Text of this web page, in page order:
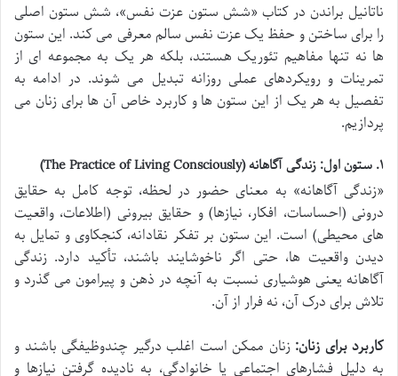
ناتانیل براندن در کتاب «شش ستون عزت نفس»، شش ستون اصلی
را برای ساختن و حفظ یک عزت نفس سالم معرفی می کند. این ستون
ها نه تنها مفاهیم تئوریک هستند، بلکه هر یک به مجموعه ای از
تمرینات و رویکردهای عملی روزانه تبدیل می شوند. در ادامه به
تفصیل به هر یک از این ستون ها و کاربرد خاص آن ها برای زنان می
پردازیم.
۱. ستون اول: زندگی آگاهانه (The Practice of Living Consciously)
«زندگی آگاهانه» به معنای حضور در لحظه، توجه کامل به حقایق
درونی (احساسات، افکار، نیازها) و حقایق بیرونی (اطلاعات، واقعیت
های محیطی) است. این ستون بر تفکر نقادانه، کنجکاوی و تمایل به
دیدن واقعیت ها، حتی اگر ناخوشایند باشند، تأکید دارد. زندگی
آگاهانه یعنی هوشیاری نسبت به آنچه در ذهن و پیرامون می گذرد و
تلاش برای درک آن، نه فرار از آن.
کاربرد برای زنان: زنان ممکن است اغلب درگیر چندوظیفگی باشند و
به دلیل فشارهای اجتماعی یا خانوادگی، به نادیده گرفتن نیازها و